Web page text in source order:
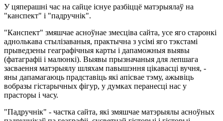
У цяперашні час на сайце існуе разбіццё матэрыялаў на
"канспект" і "падручнік".
"Канспект" змяшчае асноўнае змесціва сайта, усе яго старонкі
аднолькава стылізаваныя, практычна з усімі яго тэкстамі
прыведзены геаграфічныя карты і дапаможныя выявы
(фатаграфіі і малюнкі). Выявы прызначаныя для лепшага
засваення матэрыялу шляхам павышэння цікавасці вучня, -
яны дапамагаюць прадставіць які апісвае тэму, ажывіць
вобразы гістарычных фігур, у думках перанесці нас у
прасторы і часу.
"Падручнік" - частка сайта, які змяшчае матэрыялы асноўных